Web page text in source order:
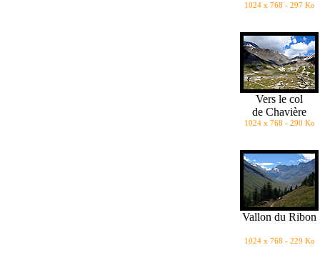
1024 x 768 - 297 Ko
Vers le col
de Chavière
1024 x 768 - 290 Ko
Vallon du Ribon
1024 x 768 - 229 Ko